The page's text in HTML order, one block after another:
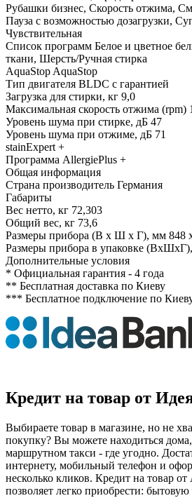
Рубашки бизнес, Скорость отжима,
Пауза с возможностью дозагрузки,
Чувствительная
Список программ Белое и цветное
ткани, Шерсть/Ручная стирка
AquaStop AquaStop
Тип двигателя BLDC с гарантией
Загрузка для стирки, кг 9,0
Максимальная скорость отжима (rpm)
Уровень шума при стирке, дБ 47
Уровень шума при отжиме, дБ 71
stainExpert +
Программа AllergiePlus +
Общая информация
Страна производитель Германия
Габариты
Вес нетто, кг 72,303
Общий вес, кг 73,6
Размеры прибора (В х Ш х Г), мм 848
Размеры прибора в упаковке
Дополнительные условия
* Официальная гарантия - 4 года
** Бесплатная доставка по Киеву
*** Бесплатное подключение по
Кредит на товар от
Выбираете товар в магазине, но не
покупку? Вы можете находиться
маршрутном такси - где угодно.
интернету, мобильный телефон и
несколько кликов. Кредит на товар
позволяет легко приобрести: бытовую